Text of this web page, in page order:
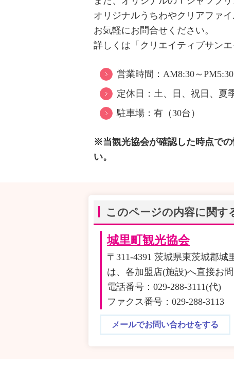
オリジナルうちわやクリアファ
お気軽にお問合せください。
詳しくは「クリエイティブサン
営業時間：AM8:30～PM5:30
定休日：土、日、祝日、夏
駐車場：有（30台）
※当観光協会が確認した時点で
い。
このページの内容に関す
城里町観光協会
〒311-4391 茨城県東茨城郡
は、各加盟店(施設)へ直接お
電話番号：029-288-3111(代)
ファクス番号：029-288-3113
メールでお問い合わせをする